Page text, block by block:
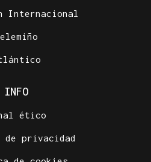
Internacional
INFO
ético
privacidad